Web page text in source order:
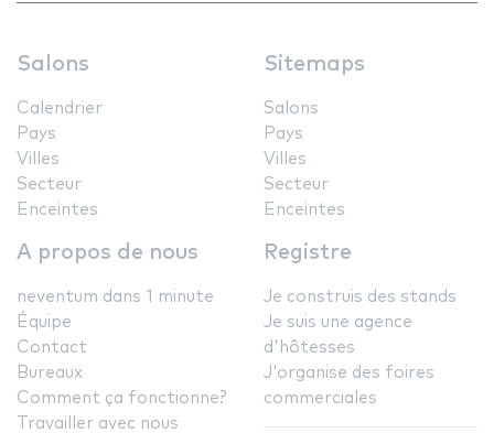
Salons
Calendrier
Pays
Villes
Secteur
Enceintes
Sitemaps
Salons
Pays
Villes
Secteur
Enceintes
A propos de nous
neventum dans 1 minute
Équipe
Contact
Bureaux
Comment ça fonctionne?
Travailler avec nous
Registre
Je construis des stands
Je suis une agence
d'hôtesses
J'organise des foires
commerciales